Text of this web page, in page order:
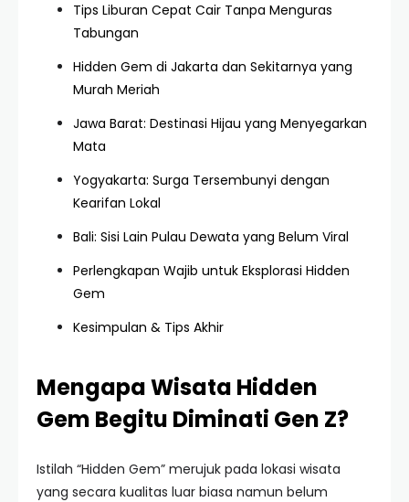
Tips Liburan Cepat Cair Tanpa Menguras
Tabungan
Hidden Gem di Jakarta dan Sekitarnya yang
Murah Meriah
Jawa Barat: Destinasi Hijau yang Menyegarkan
Mata
Yogyakarta: Surga Tersembunyi dengan
Kearifan Lokal
Bali: Sisi Lain Pulau Dewata yang Belum Viral
Perlengkapan Wajib untuk Eksplorasi Hidden
Gem
Kesimpulan & Tips Akhir
Mengapa Wisata Hidden
Gem Begitu Diminati Gen Z?
Istilah “Hidden Gem” merujuk pada lokasi wisata
yang secara kualitas luar biasa namun belum